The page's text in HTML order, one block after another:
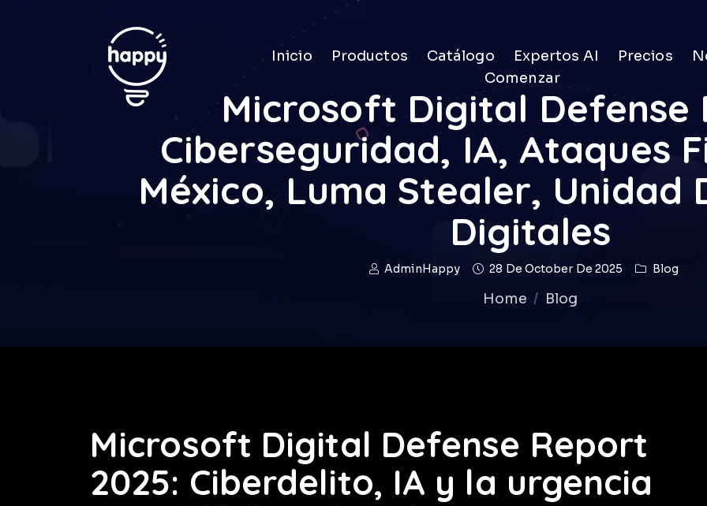
Inicio Productos Catálogo Expertos AI Precios
Comenzar
Microsoft Digital Defense
Ciberseguridad, IA, Ataques
México, Luma Stealer, Unidad
Digitales
AdminHappy 28 De October De 2025 Blog
Home Blog
Microsoft Digital Defense Report
2025: Ciberdelito, IA y la urgencia